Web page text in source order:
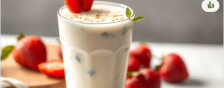
👍